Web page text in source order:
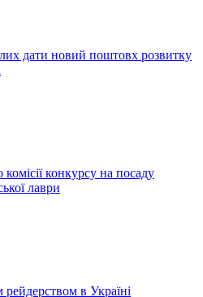
дати новий поштовх розвитку
конкурсу на посаду
лаври
в Українi